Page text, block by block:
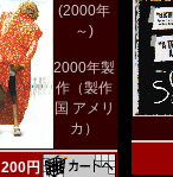
(2000年
～)
2000年製
作（製作
国 アメリ
カ）
200円